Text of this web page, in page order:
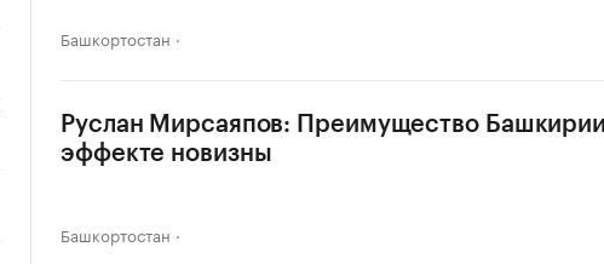
Башкортостан
Руслан Мирсаяпов: Преимущество
эффекте новизны
Башкортостан